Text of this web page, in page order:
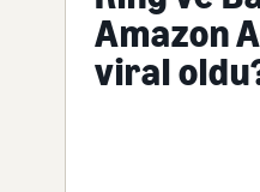
Amazon
viral